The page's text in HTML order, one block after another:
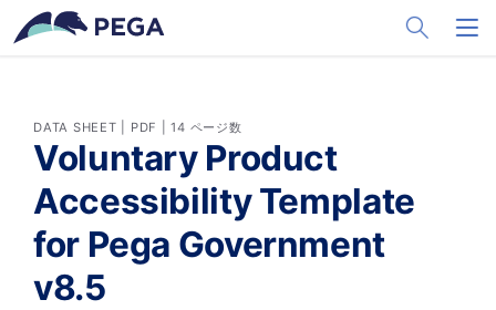
メインコンテンツに飛ぶ
Toggle
DATA SHEET | PDF | 14 ページ数
Voluntary Product
Accessibility Template
for Pega Government
v8.5